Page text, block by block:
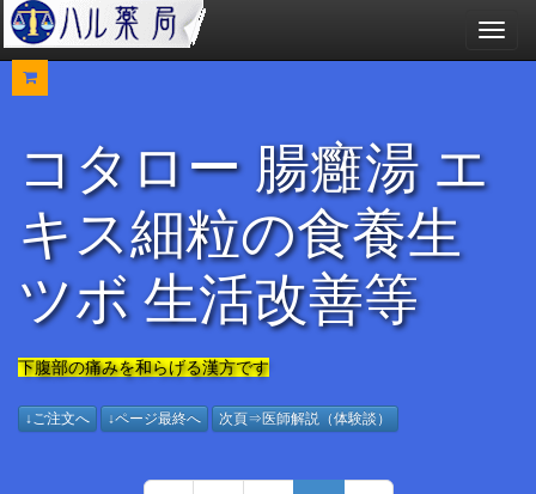
メ
ニ
コタロー 腸癰湯 エ
キス細粒の食養生
ツボ 生活改善等
下腹部の痛みを和らげる漢方です
↓ご注文へ ↓ページ最終へ 次頁⇒医師解説（体験談）